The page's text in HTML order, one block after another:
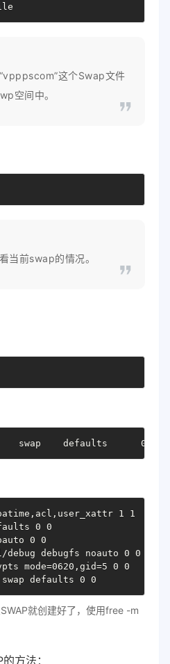
这个Swap文件
空间中。
当前swap的情况。
swap    defaults      0
1 1
0 0
0 0
debugfs noauto 0 0
mode=0620,gid=5 0 0
defaults 0 0
就创建好了，使用free -m
方法：